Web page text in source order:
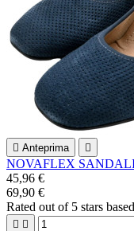
 Anteprima 
NOVAFLEX
45,96 €
69,90 €
Rated out of 5 stars
 